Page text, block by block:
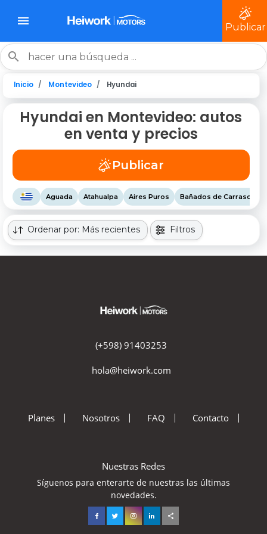
Publicar
Inicio Montevideo Hyundai
Hyundai en Montevideo: autos
en venta y precios
Publicar
Aguada Atahualpa Aires Puros Bañados de Carrasco
Ordenar por: Más recientes Filtros
(+598) 91403253
hola@heiwork.com
Planes Nosotros FAQ Contacto
Nuestras Redes
Síguenos para enterarte de nuestras las últimas
novedades.